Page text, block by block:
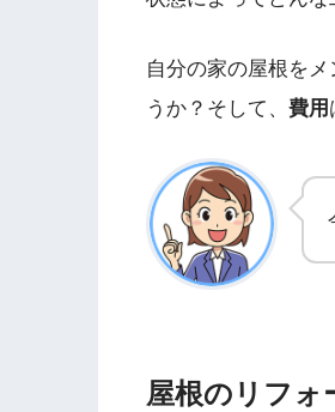
自分の家の屋根を
うか？そして、 費用
屋根のリフォ